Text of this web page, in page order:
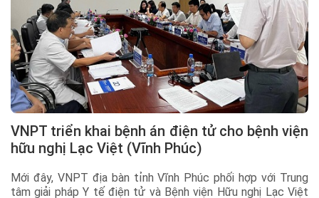
VNPT triển khai bệnh án điện tử cho bệnh viện
hữu nghị Lạc Việt (Vĩnh Phúc)
Mới đây, VNPT địa bàn tỉnh Vĩnh Phúc phối hợp với Trung
tâm giải pháp Y tế điện tử và Bệnh viện Hữu nghị Lạc Việt